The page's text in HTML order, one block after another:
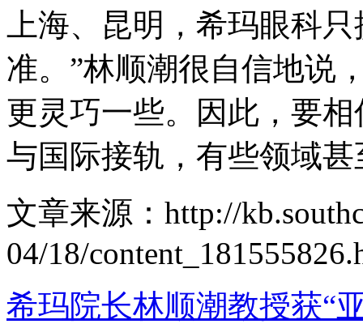
上海、昆明，希玛眼科
准。”林顺潮很自信地说
更灵巧一些。因此，要
与国际接轨，有些领域
文章来源：http://
04/18/
希玛院长林顺潮教授获“